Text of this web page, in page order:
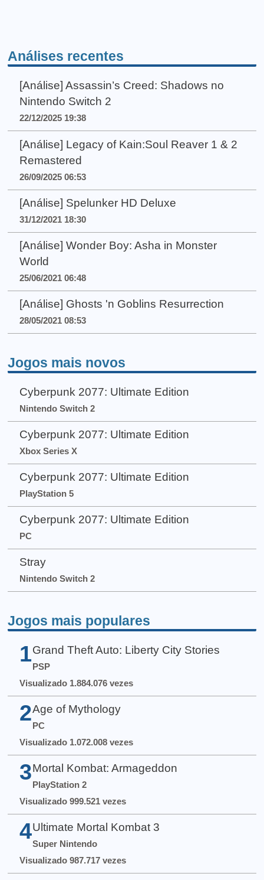
Análises recentes
[Análise] Assassin’s Creed: Shadows no
Nintendo Switch 2
22/12/2025 19:38
[Análise] Legacy of Kain:Soul Reaver 1 & 2
Remastered
26/09/2025 06:53
[Análise] Spelunker HD Deluxe
31/12/2021 18:30
[Análise] Wonder Boy: Asha in Monster
World
25/06/2021 06:48
[Análise] Ghosts 'n Goblins Resurrection
28/05/2021 08:53
Jogos mais novos
Cyberpunk 2077: Ultimate Edition
Nintendo Switch 2
Cyberpunk 2077: Ultimate Edition
Xbox Series X
Cyberpunk 2077: Ultimate Edition
PlayStation 5
Cyberpunk 2077: Ultimate Edition
PC
Stray
Nintendo Switch 2
Jogos mais populares
1 Grand Theft Auto: Liberty City Stories
PSP
Visualizado 1.884.076 vezes
2 Age of Mythology
PC
Visualizado 1.072.008 vezes
3 Mortal Kombat: Armageddon
PlayStation 2
Visualizado 999.521 vezes
4 Ultimate Mortal Kombat 3
Super Nintendo
Visualizado 987.717 vezes